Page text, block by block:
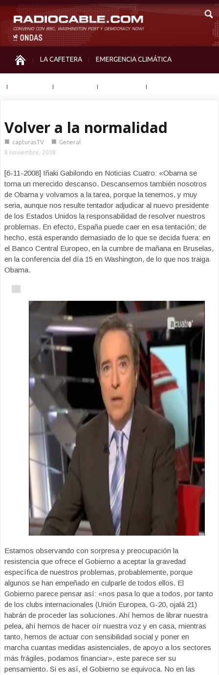
LA CAFETERA EMERGENCIA CLIMÁTICA
Volver a la normalidad
■ capturasTV ■ General
8 noviembre, 2008
[6-11-2008] Iñaki Gabilondo en Noticias Cuatro: «Obama se
toma un merecido descanso. Descansemos también nosotros
de Obama y volvamos a la tarea, porque la tenemos, y muy
seria, aunque nos resulte tentador adjudicar al nuevo presidente
de los Estados Unidos la responsabilidad de resolver nuestros
problemas. En efecto, España puede caer en esa tentación; de
hecho, está esperando demasiado de lo que se decida fuera: en
el Banco Central Europeo, en la cumbre de mañana en Bruselas,
en la conferencia del día 15 en Washington, de lo que nos traiga
Obama.
Estamos observando con sorpresa y preocupación la
resistencia que ofrece el Gobierno a aceptar la gravedad
específica de nuestros problemas, probablemente, porque
algunos se han empeñado en culparle de todos ellos. El
Gobierno parece pensar así: «nos pasa lo que a todos, por tanto
de los clubs internacionales (Unión Europea, G-20, ojalá 21)
habrán de proceder las soluciones. Ahí hemos de librar nuestra
pelea, ahí hemos de hacer oír nuestra voz y en casa, mientras
tanto, hemos de actuar con sensibilidad social y poner en
marcha cuantas medidas asistenciales, de apoyo a los sectores
más frágiles, podamos financiar», este parece ser su
pensamiento. Si es así, el Gobierno se equivoca. No en las